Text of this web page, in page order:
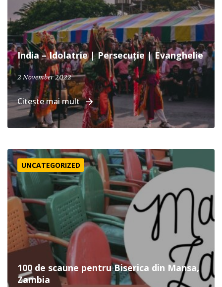
India – Idolatrie | Persecuție | Evanghelie
2 November 2022
Citește mai mult
100 de scaune pentru Biserica din Mansa, Zambia
100 de scaune pentru Biserica din Mansa,
Zambia
UNCATEGORIZED